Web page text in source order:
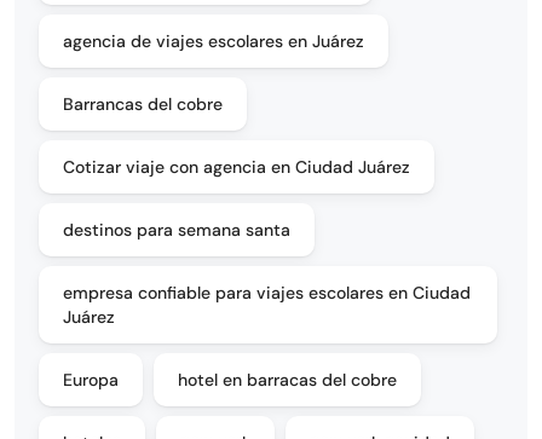
agencia de viajes escolares en Juárez
Barrancas del cobre
Cotizar viaje con agencia en Ciudad Juárez
destinos para semana santa
empresa confiable para viajes escolares en Ciudad
Juárez
Europa hotel en barracas del cobre